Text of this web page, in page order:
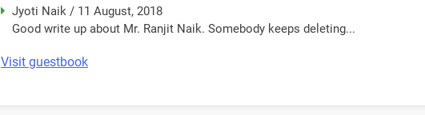
Jyoti Naik / 11 August, 2018
Good write up about Mr. Ranjit Naik. Somebody keeps deleting...
Visit guestbook